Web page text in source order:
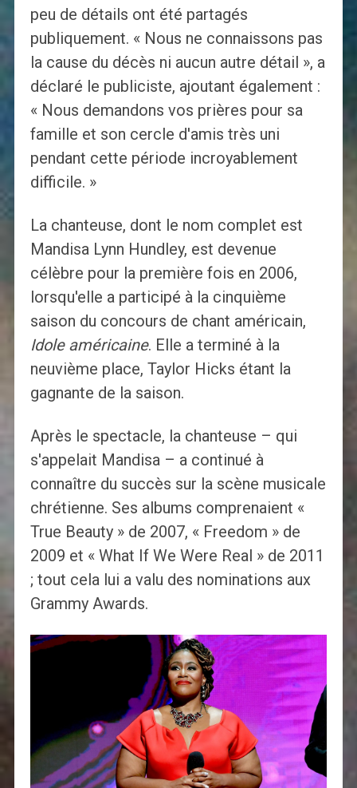
peu de détails ont été partagés
publiquement. « Nous ne connaissons pas
la cause du décès ni aucun autre détail », a
déclaré le publiciste, ajoutant également :
« Nous demandons vos prières pour sa
famille et son cercle d'amis très uni
pendant cette période incroyablement
difficile. »
La chanteuse, dont le nom complet est
Mandisa Lynn Hundley, est devenue
célèbre pour la première fois en 2006,
lorsqu'elle a participé à la cinquième
saison du concours de chant américain,
Idole américaine. Elle a terminé à la
neuvième place, Taylor Hicks étant la
gagnante de la saison.
Après le spectacle, la chanteuse – qui
s'appelait Mandisa – a continué à
connaître du succès sur la scène musicale
chrétienne. Ses albums comprenaient «
True Beauty » de 2007, « Freedom » de
2009 et « What If We Were Real » de 2011
; tout cela lui a valu des nominations aux
Grammy Awards.